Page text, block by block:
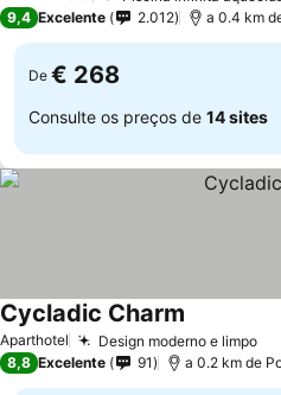
9,4 Excelente 2.012 a 0.4 km
De € 268
Consulte os preços de 14 sites
Aparthotel Design moderno e limpo
Cycladic Charm
8,8 Excelente 91 a 0.2 km de